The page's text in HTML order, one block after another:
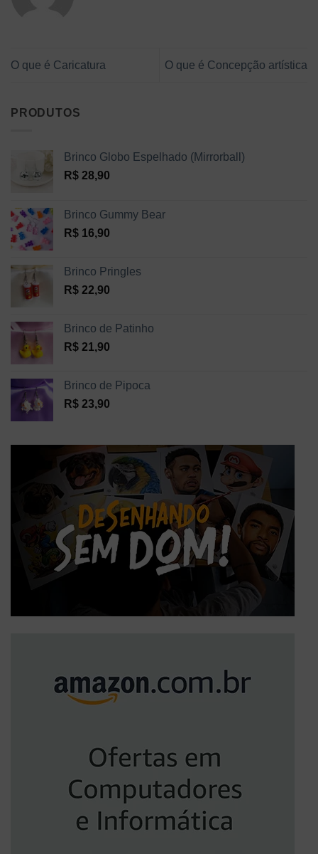
O que é Caricatura O que é Concepção artística
PRODUTOS
Brinco Globo Espelhado (Mirrorball)
R$ 28,90
Brinco Gummy Bear
R$ 16,90
Brinco Pringles
R$ 22,90
Brinco de Patinho
R$ 21,90
Brinco de Pipoca
R$ 23,90